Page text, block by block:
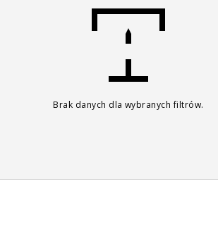
Brak danych dla wybranych filtrów.